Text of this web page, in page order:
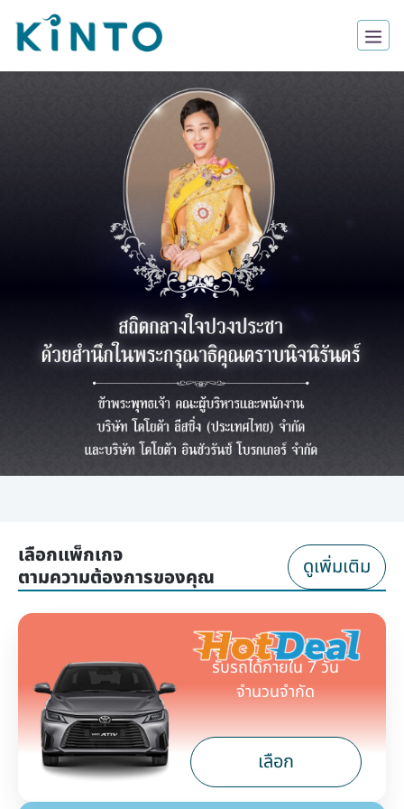
เลือกแพ็กเกจ
ตามความต้องการของคุณ
ดูเพิ่มเติม
รับรถได้ภายใน 7 วัน
จำนวนจำกัด
เลือก